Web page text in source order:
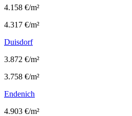
4.158 €/m²
4.317 €/m²
Duisdorf
3.872 €/m²
3.758 €/m²
Endenich
4.903 €/m²